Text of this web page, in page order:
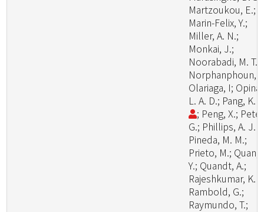
Martzoukou, E.;
Marin-Felix, Y.;
Miller, A. N.;
Monkai, J.;
Noorabadi, M. T.;
Norphanphoun,
Olariaga, I; Opina,
L. A. D.; Pang, K.
; Peng, X.;
G.; Phillips, A. J.
Pineda, M. M.;
Prieto, M.; Quan,
Y.; Quandt, A.;
Rajeshkumar, K.
Rambold, G.;
Raymundo, T.;